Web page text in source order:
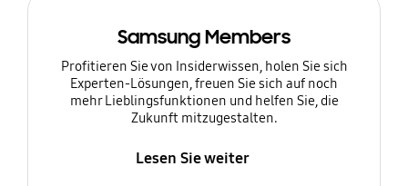
Samsung Members
Profitieren Sie von Insiderwissen, holen Sie sich
Experten-Lösungen, freuen Sie sich auf noch
mehr Lieblingsfunktionen und helfen Sie, die
Zukunft mitzugestalten.
Lesen Sie weiter